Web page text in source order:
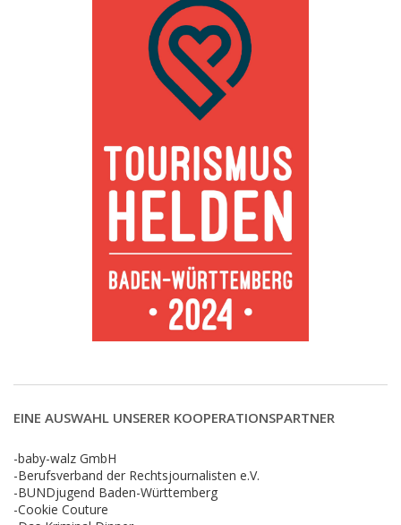
EINE AUSWAHL UNSERER KOOPERATIONSPARTNER
-baby-walz GmbH
-Berufsverband der Rechtsjournalisten e.V.
-BUNDjugend Baden-Württemberg
-Cookie Couture